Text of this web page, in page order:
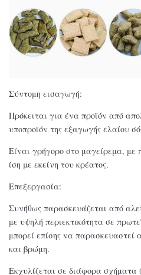
Σύντομη εισαγωγή:
Πρόκειται για ένα προϊόν από
υποπροϊόν της εξαγωγής ελαίου
Είναι γρήγορο στο μαγείρεμα, με
ίση με εκείνη του κρέατος.
Επεξεργασία:
Συνήθως παρασκευάζεται από
με υψηλή περιεκτικότητα σε
μπορεί επίσης να παρασκευαστεί
και βρώμη.
Εκχυλίζεται σε διάφορα σχήματα